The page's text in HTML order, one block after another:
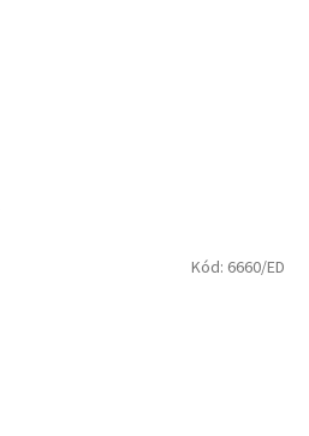
Kód: 6660/ED